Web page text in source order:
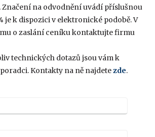
na odvodnění uvádí příslušnou
je k dispozici v elektronické podobě. V
o zaslání ceníku kontaktujte firmu
technických dotazů jsou vám k
Kontakty na ně najdete zde.